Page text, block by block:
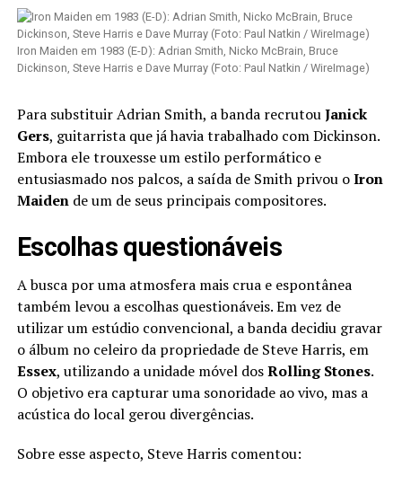
Iron Maiden em 1983 (E-D): Adrian Smith, Nicko McBrain, Bruce
Dickinson, Steve Harris e Dave Murray (Foto: Paul Natkin / WireImage)
Para substituir Adrian Smith, a banda recrutouJanick
Gers, guitarrista que já havia trabalhado com Dickinson.
Embora ele trouxesse um estilo performático e
entusiasmado nos palcos, a saída de Smith privou oIron
Maidende um de seus principais compositores.
Escolhas questionáveis
A busca por uma atmosfera mais crua e espontânea
também levou a escolhas questionáveis. Em vez de
utilizar um estúdio convencional, a banda decidiu gravar
o álbum no celeiro da propriedade de Steve Harris, em
Essex, utilizando a unidade móvel dosRolling Stones.
O objetivo era capturar uma sonoridade ao vivo, mas a
acústica do local gerou divergências.
Sobre esse aspecto, Steve Harris comentou: